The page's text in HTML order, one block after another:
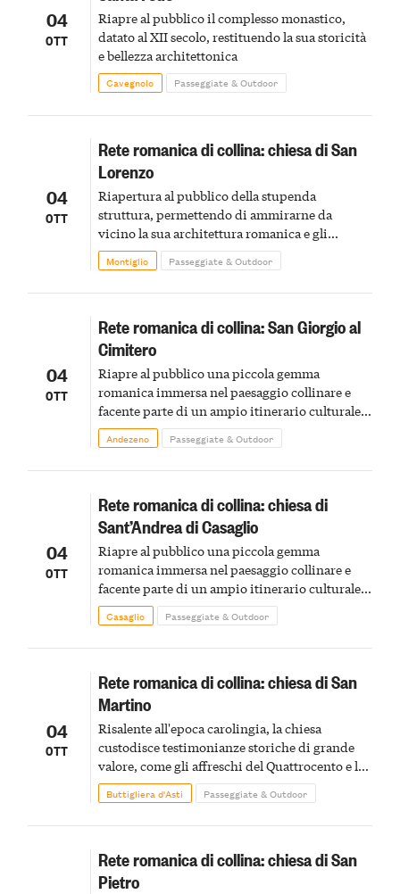
04
OTT
Riapre al pubblico il complesso monastico,
datato al XII secolo, restituendo la sua storicità
e bellezza architettonica
Cavegnolo Passeggiate & Outdoor
04
OTT
Rete romanica di collina: chiesa di San
Lorenzo
Riapertura al pubblico della stupenda
struttura, permettendo di ammirarne da
vicino la sua architettura romanica e gli
affreschi storici
Montiglio Passeggiate & Outdoor
04
OTT
Rete romanica di collina: San Giorgio al
Cimitero
Riapre al pubblico una piccola gemma
romanica immersa nel paesaggio collinare e
facente parte di un ampio itinerario culturale e
storico
Andezeno Passeggiate & Outdoor
04
OTT
Rete romanica di collina: chiesa di
Sant’Andrea di Casaglio
Riapre al pubblico una piccola gemma
romanica immersa nel paesaggio collinare e
facente parte di un ampio itinerario culturale e
storico
Casaglio Passeggiate & Outdoor
04
OTT
Rete romanica di collina: chiesa di San
Martino
Risalente all'epoca carolingia, la chiesa
custodisce testimonianze storiche di grande
valore, come gli affreschi del Quattrocento e le
incisioni sulle pareti che raccontano eventi
storici locali
Buttigliera d'Asti Passeggiate & Outdoor
Rete romanica di collina: chiesa di San
Pietro